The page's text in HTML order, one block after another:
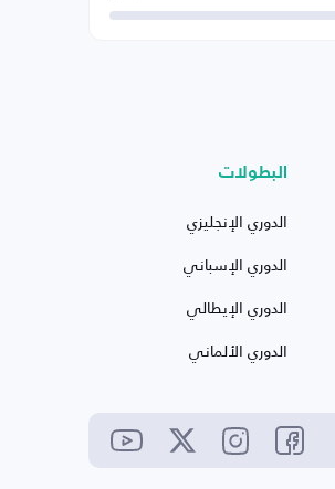
البطولات
الدوري الإنجليزي
الدوري الإسباني
الدوري الإيطالي
الدوري الألماني